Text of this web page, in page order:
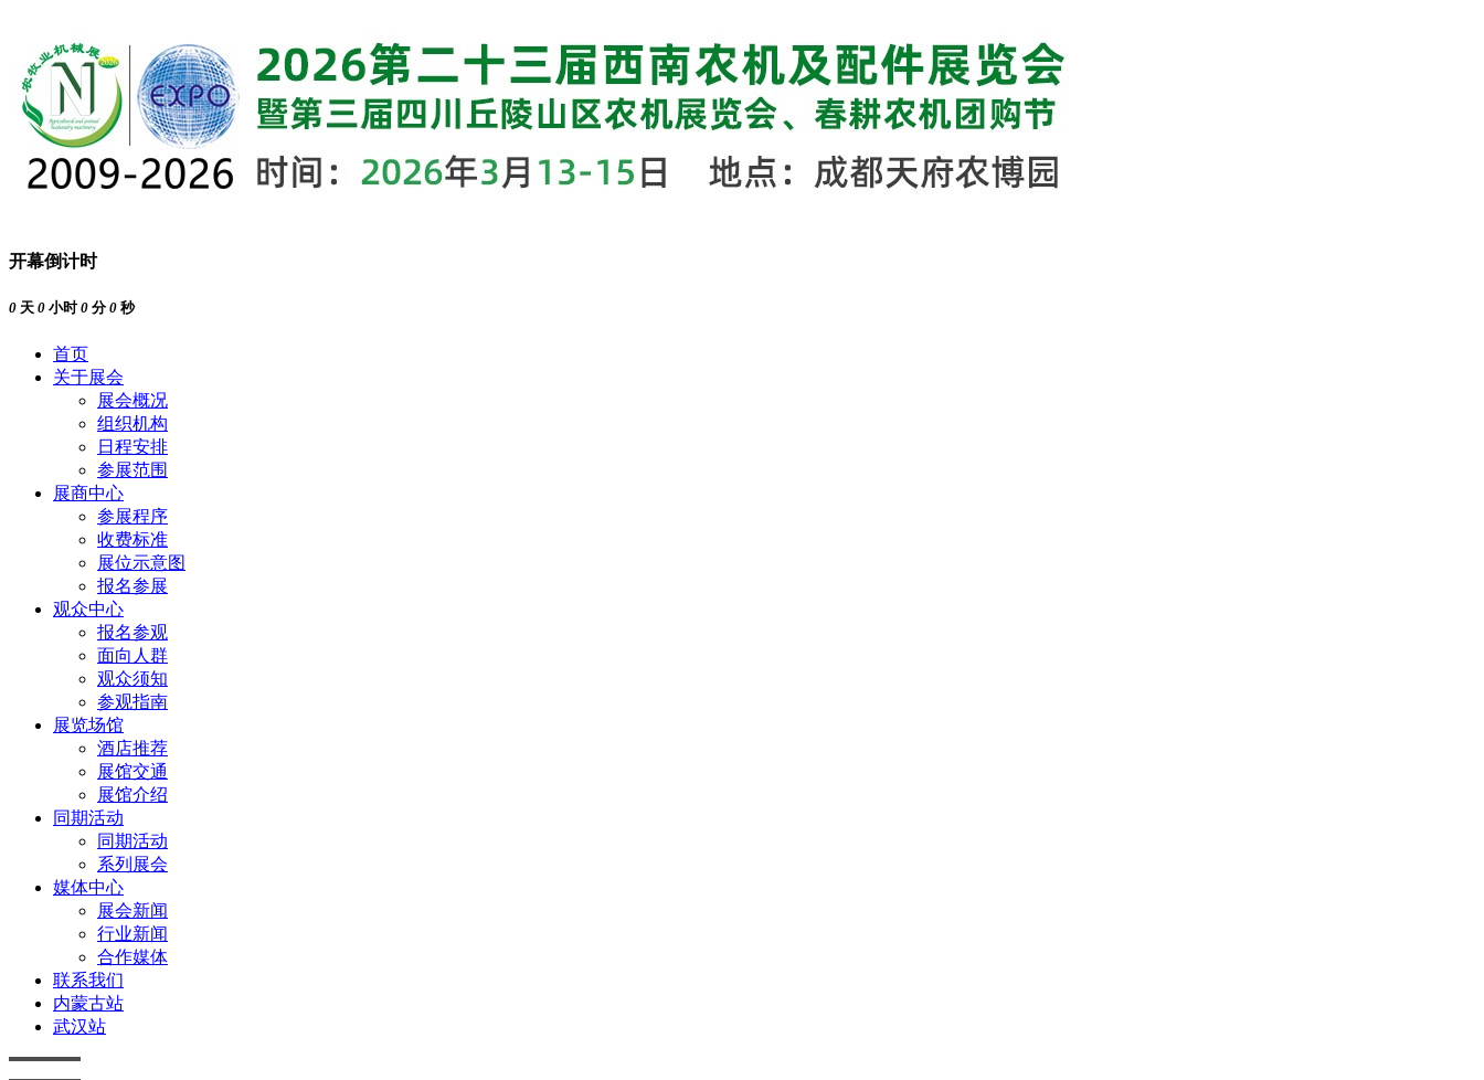
开幕倒计时
0 天 0 小时 0 分 0 秒
首页
关于展会
展会概况
组织机构
日程安排
参展范围
展商中心
参展程序
收费标准
展位示意图
报名参展
观众中心
报名参观
面向人群
观众须知
参观指南
展览场馆
酒店推荐
展馆交通
展馆介绍
同期活动
同期活动
系列展会
媒体中心
展会新闻
行业新闻
合作媒体
联系我们
内蒙古站
武汉站